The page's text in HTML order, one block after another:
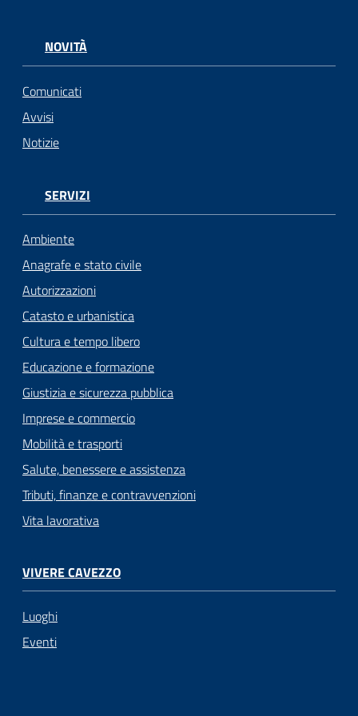
NOVITÀ
Comunicati
Avvisi
Notizie
SERVIZI
Ambiente
Anagrafe e stato civile
Autorizzazioni
Catasto e urbanistica
Cultura e tempo libero
Educazione e formazione
Giustizia e sicurezza pubblica
Imprese e commercio
Mobilità e trasporti
Salute, benessere e assistenza
Tributi, finanze e contravvenzioni
Vita lavorativa
VIVERE CAVEZZO
Luoghi
Eventi